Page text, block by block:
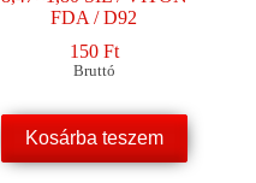
FDA / D92
150 Ft
Bruttó
Kosárba teszem